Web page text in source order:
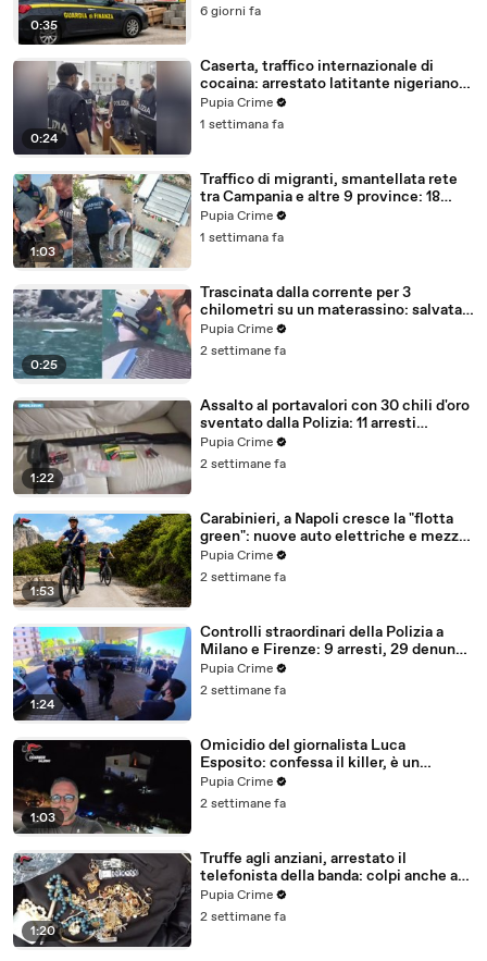
0:35
6 giorni fa
0:24
Caserta, traffico internazionale di
cocaina: arrestato latitante nigeriano
ricercato dal 2019 (28.07.26)
Pupia Crime
1 settimana fa
1:03
Traffico di migranti, smantellata rete
tra Campania e altre 9 province: 18
arresti (27.07.26)
Pupia Crime
1 settimana fa
0:25
Trascinata dalla corrente per 3
chilometri su un materassino: salvata
dalla Polizia (25.07.26)
Pupia Crime
2 settimane fa
1:22
Assalto al portavalori con 30 chili d'oro
sventato dalla Polizia: 11 arresti
(25.07.26)
Pupia Crime
2 settimane fa
1:53
Carabinieri, a Napoli cresce la "flotta
green": nuove auto elettriche e mezzi
sostenibili anche sulle isole (25.07.26)
Pupia Crime
2 settimane fa
1:24
Controlli straordinari della Polizia a
Milano e Firenze: 9 arresti, 29 denunce
e oltre 7mila persone identificate
(25.07.26)
Pupia Crime
2 settimane fa
1:03
Omicidio del giornalista Luca
Esposito: confessa il killer, è un
26enne tunisino (25.07.26)
Pupia Crime
2 settimane fa
1:20
Truffe agli anziani, arrestato il
telefonista della banda: colpi anche ad
Aversa, oltre 300mila euro il bottino
stimato (24.07.26)
Pupia Crime
2 settimane fa